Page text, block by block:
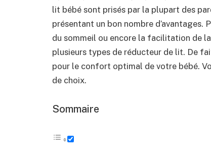
lit bébé sont prisés par la plupart des
présentant un bon nombre d’avantages.
du sommeil ou encore la facilitation de
plusieurs types de réducteur de lit. De
pour le confort optimal de votre bébé.
de choix.
Sommaire